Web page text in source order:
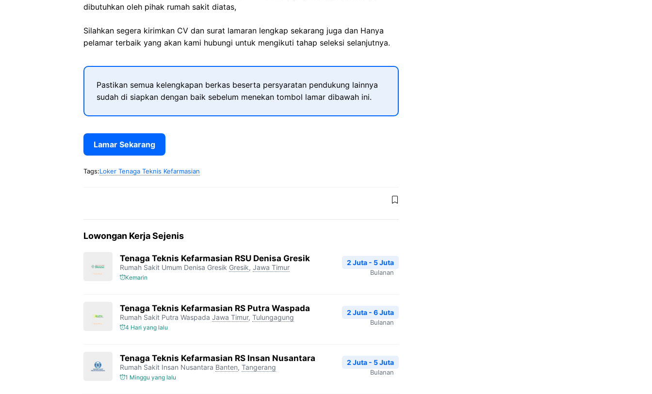
dibutuhkan oleh pihak rumah sakit diatas,
Silahkan segera kirimkan CV dan surat lamaran lengkap sekarang juga dan Hanya
pelamar terbaik yang akan kami hubungi untuk mengikuti tahap seleksi selanjutnya.
Pastikan semua kelengkapan berkas beserta persyaratan pendukung lainnya
sudah di siapkan dengan baik sebelum menekan tombol lamar dibawah ini.
Lamar Sekarang
Tags:Loker Tenaga Teknis Kefarmasian
Lowongan Kerja Sejenis
Tenaga Teknis Kefarmasian RSU Denisa Gresik
Rumah Sakit Umum Denisa Gresik Gresik, Jawa Timur
Kemarin
2 Juta - 5 Juta
Bulanan
Tenaga Teknis Kefarmasian RS Putra Waspada
Rumah Sakit Putra Waspada Jawa Timur, Tulungagung
4 Hari yang lalu
2 Juta - 6 Juta
Bulanan
Tenaga Teknis Kefarmasian RS Insan Nusantara
Rumah Sakit Insan Nusantara Banten, Tangerang
1 Minggu yang lalu
2 Juta - 5 Juta
Bulanan